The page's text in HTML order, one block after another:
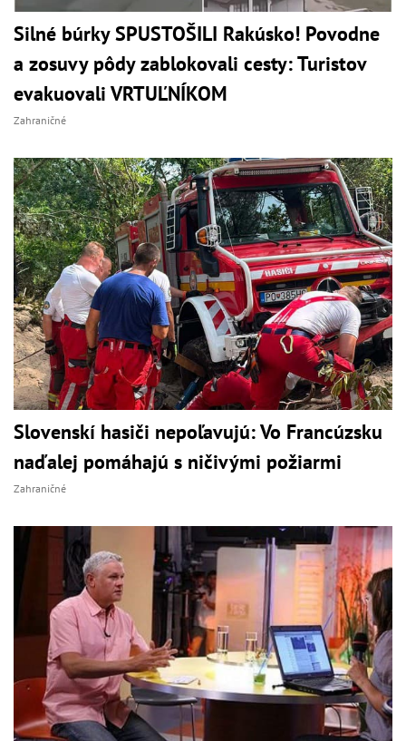
Silné búrky SPUSTOŠILI Rakúsko! Povodne
a zosuvy pôdy zablokovali cesty: Turistov
evakuovali VRTUĽNÍKOM
Zahraničné
Slovenskí hasiči nepoľavujú: Vo Francúzsku
naďalej pomáhajú s ničivými požiarmi
Zahraničné